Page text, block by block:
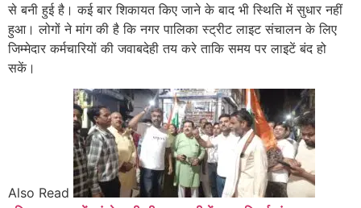
से बनी हुई है। कई बार शिकायत किए जाने के बाद भी स्थिति में सुधार नहीं
हुआ। लोगों ने मांग की है कि नगर पालिका स्ट्रीट लाइट संचालन के लिए
जिम्मेदार कर्मचारियों की जवाबदेही तय करे ताकि समय पर लाइटें बंद हो
सकें।
Also Read